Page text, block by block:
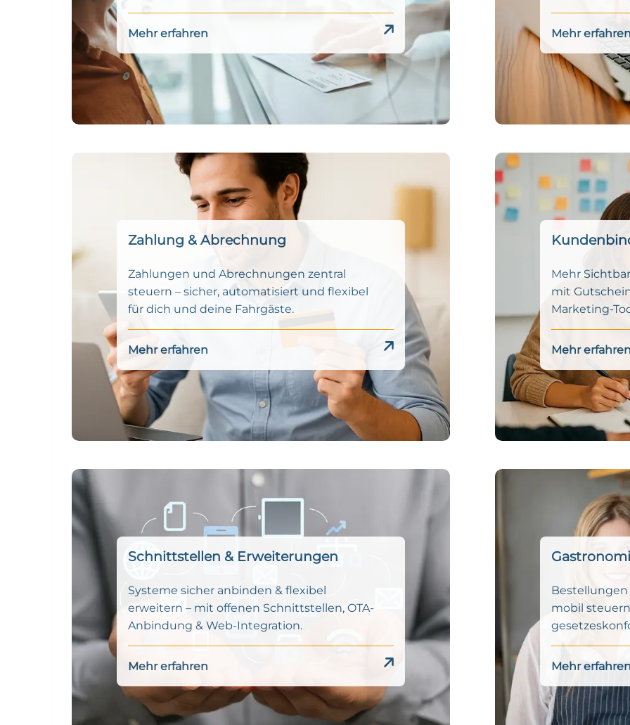
Mehr erfahren Mehr
Zahlung & Abrechnung
Zahlungen und Abrechnungen zentral
steuern – sicher, automatisiert und flexibel
für dich und deine Fahrgäste.
Mehr erfahren
Mehr
mit
Marketing-
Mehr
Schnittstellen & Erweiterungen
Systeme sicher anbinden & flexibel
erweitern – mit offenen Schnittstellen, OTA-
Anbindung & Web-Integration.
Mehr erfahren
Bestellungen
mobil
Mehr